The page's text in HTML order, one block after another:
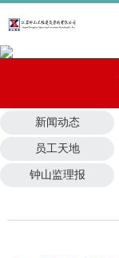
新闻动态
员工天地
钟山监理报